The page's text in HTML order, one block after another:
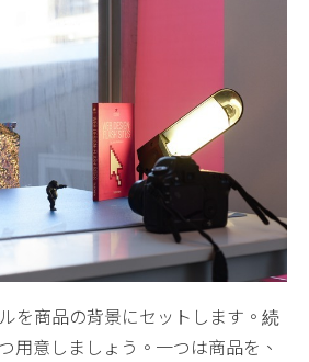
を商品の背景にセットします。続
用意しましょう。一つは商品を、